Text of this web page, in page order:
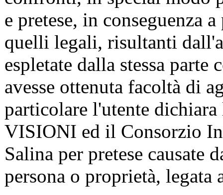
e pretese, in conseguenza
quelli legali, risultanti
espletate dalla stessa
avesse ottenuta facoltà di
particolare l'utente
VISIONI ed il Consorzio
Salina per pretese causate
persona o proprietà,